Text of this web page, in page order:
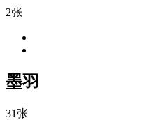
2张
墨羽
31张